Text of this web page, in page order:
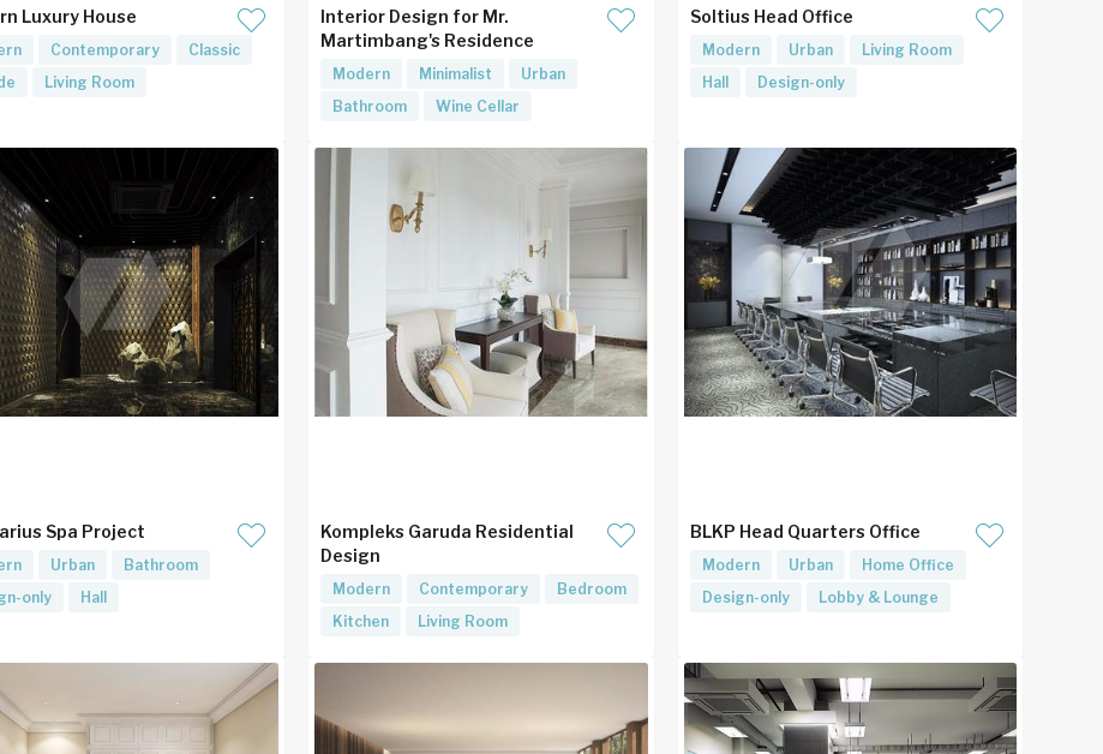
Luxury House
Contemporary
Classic
Living Room
Interior Design for Mr.
Martimbang's Residence
Modern Minimalist
Urban
Bathroom
Wine Cellar
Soltius Head Office
Modern Urban
Living Room
Hall
Design-only
Spa Project
Urban
Bathroom
only
Hall
Kompleks Garuda Residential
Design
Modern Contemporary
Bedroom
Kitchen
Living Room
BLKP Head Quarters Office
Modern Urban
Home Office
Design-only
Lobby & Lounge